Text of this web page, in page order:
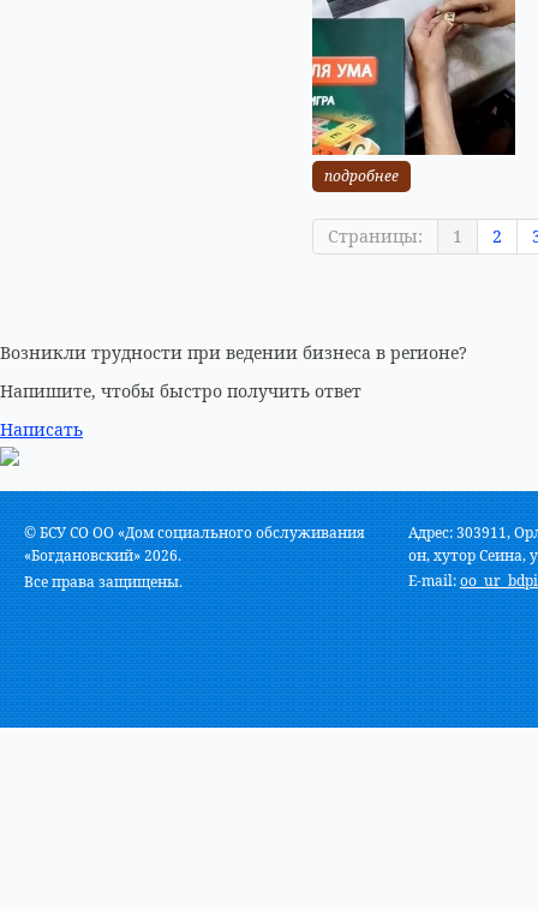
подробнее
Страницы: 1 2
Возникли трудности при ведении бизнеса в регионе?
Напишите, чтобы быстро получить ответ
Написать
© БСУ СО ОО «Дом социального обслуживания
«Богдановский» 2026.
Все права защищены.
Адрес: 303911,
он, хутор Сеина,
E-mail: